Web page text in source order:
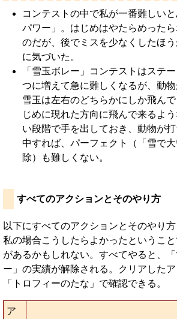
コンテストの中で私が一番難しい
パワー」。はじめはやたらめった
のだが、後でミスを少なくしたほ
に気づいた。
「雪玉ボレー」コンテストはステ
つに増えて急に難しくなるが、動
雪玉は左右のどちらかにしか飛ん
じめに現れた方向に飛んで来るよ
い段階で手を出しておき、動物が
中すれば、パーフェクト（「雪で
除）も難しくない。
すべてのアクションとそのやり方
以下にすべてのアクションとそのやり方
私の場合こうしたらよかったというこ
があるかもしれない。すべてやると、
ー」の実績が解除される。クリアした
「トロフィーのたな」で確認できる。
ア